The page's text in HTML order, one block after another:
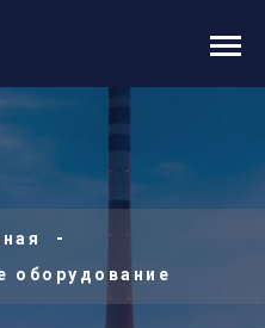
оборудование